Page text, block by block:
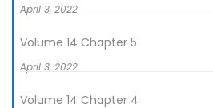
seorang prajurit, berjuang untuk
yang dirusak oleh perang. Kisah ini
kehidupannya yang penuh gejolak
April 3, 2022
Volume 14 Chapter 5
April 3, 2022
Volume 14 Chapter 4